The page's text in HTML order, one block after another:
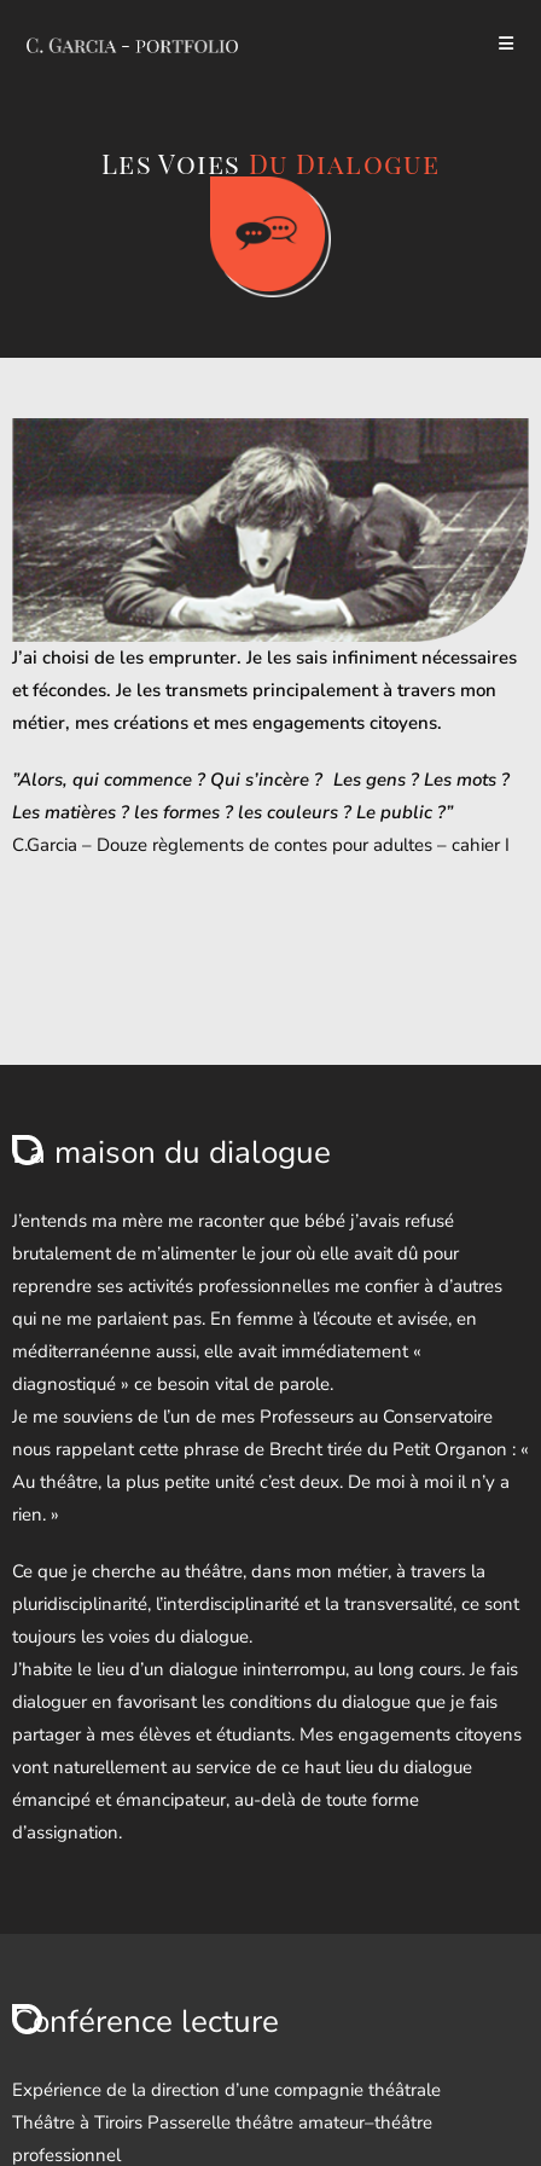
Les Voies Du Dialogue
J’ai choisi de les emprunter. Je les sais infiniment nécessaires
et fécondes. Je les transmets principalement à travers mon
métier, mes créations et mes engagements citoyens.
”Alors, qui commence ? Qui s’incère ? Les gens ? Les mots ?
Les matières ? les formes ? les couleurs ? Le public ?”
C.Garcia – Douze règlements de contes pour adultes – cahier I
La maison du dialogue
J’entends ma mère me raconter que bébé j’avais refusé
brutalement de m’alimenter le jour où elle avait dû pour
reprendre ses activités professionnelles me confier à d’autres
qui ne me parlaient pas. En femme à l’écoute et avisée, en
méditerranéenne aussi, elle avait immédiatement «
diagnostiqué » ce besoin vital de parole.
Je me souviens de l’un de mes Professeurs au Conservatoire
nous rappelant cette phrase de Brecht tirée du Petit Organon : «
Au théâtre, la plus petite unité c’est deux. De moi à moi il n’y a
rien. »
Ce que je cherche au théâtre, dans mon métier, à travers la
pluridisciplinarité, l’interdisciplinarité et la transversalité, ce sont
toujours les voies du dialogue.
J’habite le lieu d’un dialogue ininterrompu, au long cours. Je fais
dialoguer en favorisant les conditions du dialogue que je fais
partager à mes élèves et étudiants. Mes engagements citoyens
vont naturellement au service de ce haut lieu du dialogue
émancipé et émancipateur, au-delà de toute forme
d’assignation.
Conférence lecture
Expérience de la direction d’une compagnie théâtrale
Théâtre à Tiroirs Passerelle théâtre amateur–théâtre
professionnel